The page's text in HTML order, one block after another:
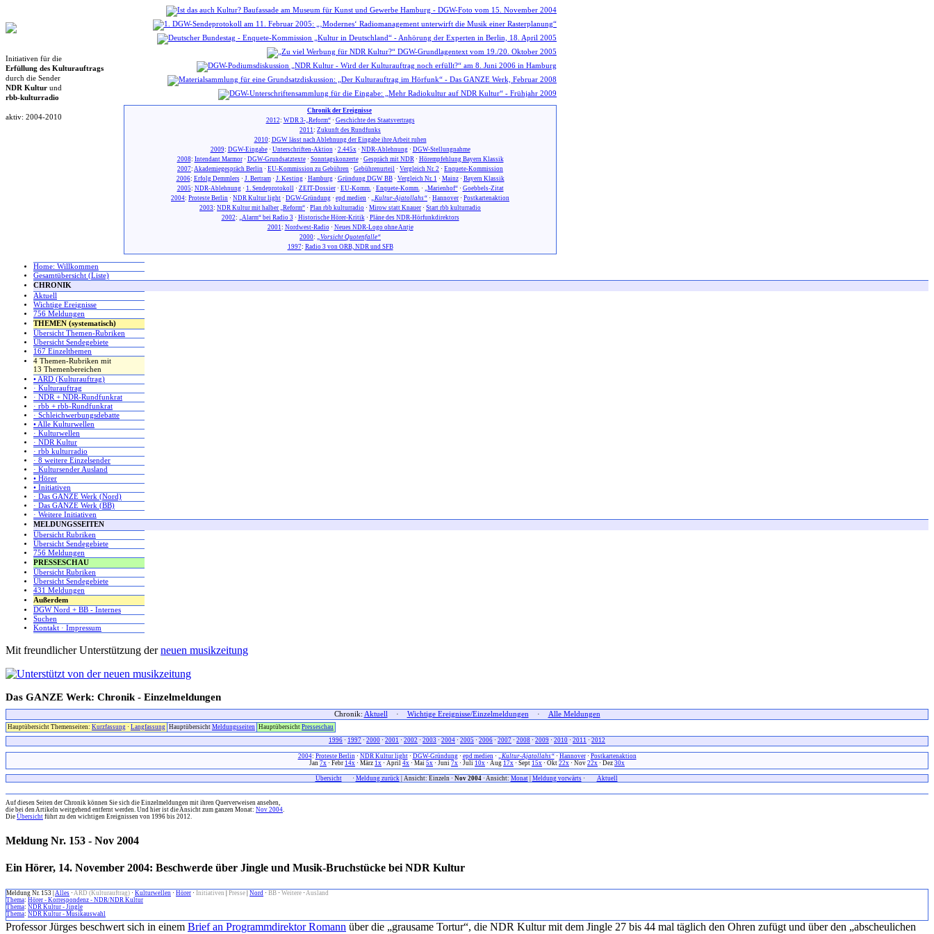
Initiativen für die
Erfüllung des Kulturauftrags
durch die Sender
NDR Kultur und
rbb-kulturradio
aktiv: 2004-2010
Chronik der Ereignisse
2012: WDR 3-„Reform“· Geschichte des Staatsvertrags
2011: Zukunft des Rundfunks
2010: DGW lässt nach Ablehnung der Eingabe ihre Arbeit ruhen
2009: DGW-Eingabe· Unterschriften-Aktion· 2.445x· NDR-Ablehnung· DGW-Stellungnahme
2008: Intendant Marmor· DGW-Grundsatztexte· Sonntagskonzerte· Gespräch mit NDR· Hörempfehlung Bayern Klassik
2007: Akademiegespräch Berlin · EU-Kommission zu Gebühren · Gebührenurteil · Vergleich Nr. 2 · Enquete-Kommission
2006: Erfolg Demmlers· J. Bertram· J. Kesting· Hamburg· Gründung DGW BB· Vergleich Nr. 1 · Mainz· Bayern Klassik
2005: NDR-Ablehnung· 1. Sendeprotokoll· ZEIT-Dossier· EU-Komm.· Enquete-Komm.· „Marienhof“· Goebbels-Zitat
2004: Proteste Berlin · NDR Kultur light · DGW-Gründung · epd medien · „Kultur-Ajatollahs“ · Hannover · Postkartenaktion
2003: NDR Kultur mit halber „Reform“ · Plan rbb kulturradio · Mirow statt Knauer · Start rbb kulturradio
2002: „Alarm“ bei Radio 3 · Historische Hörer-Kritik· Pläne des NDR-Hörfunkdirektors
2001: Nordwest-Radio· Neues NDR-Logo ohne Antje
2000: „Vorsicht Quotenfalle“
1997: Radio 3 von ORB, NDR und SFB
Home: Willkommen
Gesamtübersicht (Liste)
CHRONIK
Aktuell
Wichtige Ereignisse
756 Meldungen
THEMEN (systematisch)
Übersicht Themen-Rubriken
Übersicht Sendegebiete
167 Einzelthemen
4 Themen-Rubriken mit
13 Themenbereichen
• ARD (Kulturauftrag)
· Kulturauftrag
· NDR + NDR-Rundfunkrat
· rbb + rbb-Rundfunkrat
· Schleichwerbungsdebatte
• Alle Kulturwellen
· Kulturwellen
· NDR Kultur
· rbb kulturradio
· 8 weitere Einzelsender
· Kultursender Ausland
• Hörer
• Initiativen
· Das GANZE Werk (Nord)
· Das GANZE Werk (BB)
· Weitere Initiativen
MELDUNGSSEITEN
Übersicht Rubriken
Übersicht Sendegebiete
756 Meldungen
PRESSESCHAU
Übersicht Rubriken
Übersicht Sendegebiete
431 Meldungen
Außerdem
DGW Nord + BB - Internes
Suchen
Kontakt · Impressum
Mit freundlicher Unterstützung derneuen musikzeitung
Das GANZE Werk: Chronik - Einzelmeldungen
Chronik: Aktuell · Wichtige Ereignisse/Einzelmeldungen · Alle Meldungen
Hauptübersicht Themenseiten: Kurzfassung · Langfassung Hauptübersicht Meldungsseiten Hauptübersicht Presseschau
1996 · 1997 · 2000 · 2001 · 2002 · 2003 · 2004 · 2005 · 2006 · 2007 · 2008 · 2009 · 2010 · 2011 · 2012
2004: Proteste Berlin · NDR Kultur light· DGW-Gründung · epd medien · „Kultur-Ajatollahs“· Hannover· Postkartenaktion
Jan 7x · Febr 14x · März 1x · April 4x · Mai 5x · Juni 7x · Juli 10x · Aug 17x · Sept 15x · Okt 22x · Nov 22x · Dez 30x
Übersichtxxx · Meldung zurück | Ansicht: Einzeln · Nov 2004· Ansicht: Monat| Meldung vorwärts· Aktuell
Auf diesen Seiten der Chronik können Sie sich die Einzelmeldungen mit ihren Querverweisen ansehen,
die bei den Artikeln weitgehend entfernt werden. Und hier ist die Ansicht zum ganzen Monat: Nov 2004
Die Übersicht führt zu den wichtigen Ereignissen von 1996 bis 2012.
Meldung Nr. 153 - Nov 2004
Ein Hörer, 14. November 2004: Beschwerde über Jingle und Musik-Bruchstücke bei NDR Kultur
Meldung Nr. 153 | Alles · ARD (Kulturauftrag) · Kulturwellen · Hörer · Initiativen Presse Nord · BB · Weitere · Ausland
Thema: Hörer - Korrespondenz - NDR/NDR Kultur
Thema: NDR Kultur - Jingle
Thema: NDR Kultur - Musikauswahl
Professor Jürges beschwert sich in einem Brief an Programmdirektor Romann über die „grausame Tortur“, die NDR Kultur mit dem Jingle 27 bis 44 mal täglich den Ohren zufügt und über den „abscheulichen